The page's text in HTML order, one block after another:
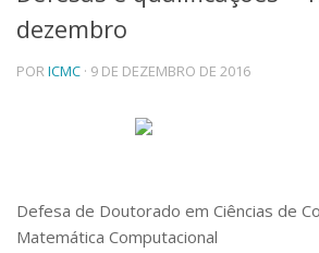
Telefones e Mapas
Pessoas
Ensino
Pós-Graduação
Pesquisa e Inovação
Linhas de Pesquisa
dezembro
PORICMC · 9 DE DEZEMBRO DE 2016
Defesa de Doutorado em Ciências de
Matemática Computacional